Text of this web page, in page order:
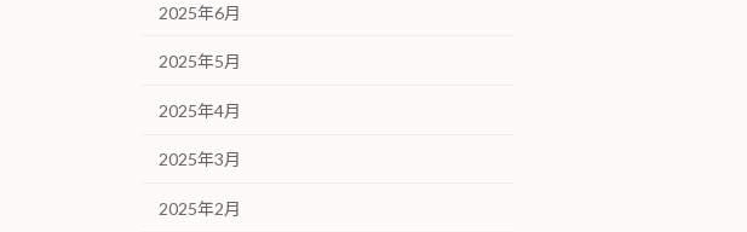
2025年6月
2025年5月
2025年4月
2025年3月
2025年2月